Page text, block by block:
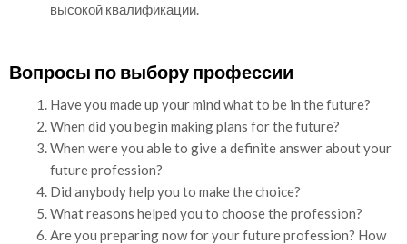
высокой квалификации.
Вопросы по выбору профессии
Have you made up your mind what to be in the future?
When did you begin making plans for the future?
When were you able to give a definite answer about your
future profession?
Did anybody help you to make the choice?
What reasons helped you to choose the profession?
Are you preparing now for your future profession? How